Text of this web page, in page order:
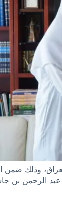
مع ديوان الوقف
الرحمن بن